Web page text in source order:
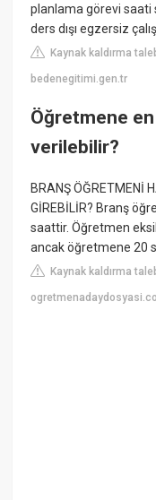
planlama görevi saati
ders dışı egzersiz
Kaynak kaldırma
bedenegitimi.gen.tr
Öğretmene
verilebilir?
BRANŞ ÖĞRETMENİ
GİREBİLİR? Branş
saattir. Öğretmen
ancak öğretmene 20
Kaynak kaldırma